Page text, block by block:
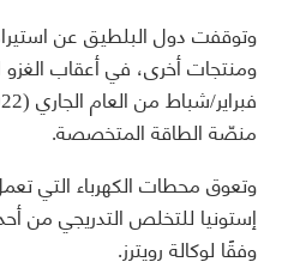
وتوقفت دول البلطيق عن
ومنتجات أخرى، في أعقاب الغزو
منصّة الطاقة المتخصصة.
وتعوق محطات الكهرباء التي
إستونيا للتخلص التدريجي من أحد
وفقًا لوكالة رويترز.